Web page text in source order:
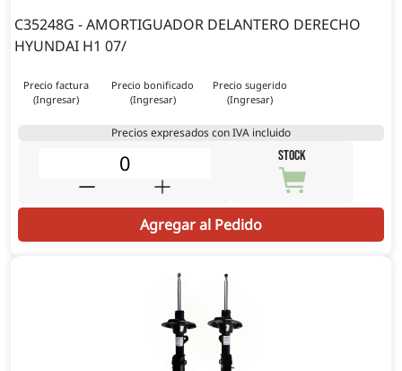
C35248G - AMORTIGUADOR DELANTERO DERECHO
HYUNDAI H1 07/
Precio factura
(Ingresar)
Precio bonificado
(Ingresar)
Precio sugerido
(Ingresar)
Precios expresados con IVA incluido
STOCK
Agregar al Pedido